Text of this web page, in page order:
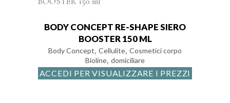
BODY CONCEPT RE-SHAPE SIERO
BOOSTER 150 ML
Body Concept, Cellulite, Cosmetici corpo
Bioline, domiciliare
ACCEDI PER VISUALIZZARE I PREZZI